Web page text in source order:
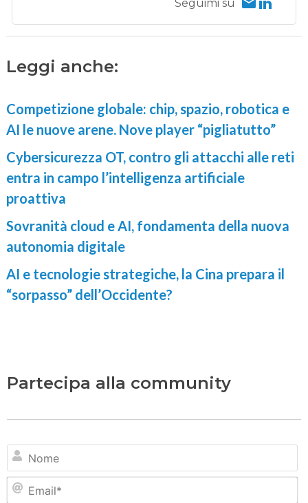
Seguimi su
Leggi anche:
Competizione globale: chip, spazio, robotica e
AI le nuove arene. Nove player “pigliatutto”
Cybersicurezza OT, contro gli attacchi alle reti
entra in campo l’intelligenza artificiale
proattiva
Sovranità cloud e AI, fondamenta della nuova
autonomia digitale
AI e tecnologie strategiche, la Cina prepara il
“sorpasso” dell’Occidente?
Partecipa alla community